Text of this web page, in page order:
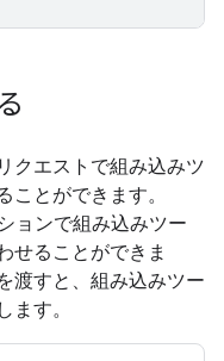
クエストで組み込みツ
ことができます。
ョンで組み込みツー
せることができま
渡すと、組み込みツー
ます。